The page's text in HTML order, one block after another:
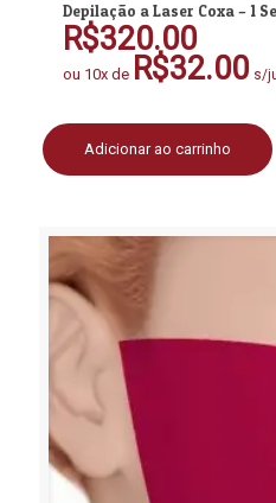
Depilação a Laser Coxa – 1
R$320.00
ou 10x de R$32.00 s/
Adicionar ao carrinho